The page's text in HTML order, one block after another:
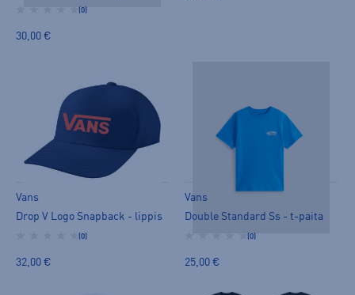
(0)
30,00 €
Vans
Drop V Logo Snapback - lippis
(0)
32,00 €
Vans
Double Standard Ss - t-paita
(0)
25,00 €